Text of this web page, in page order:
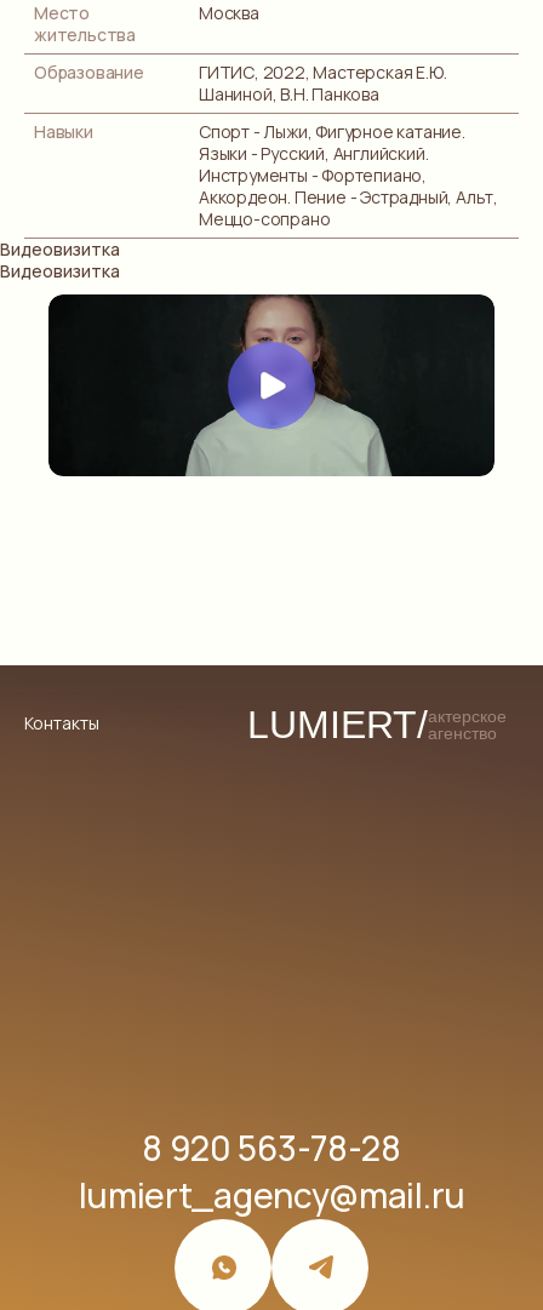
Место
жительства
Москва
Образование
ГИТИС, 2022, Мастерская Е.Ю.
Шаниной, В.Н. Панкова
Навыки
Спорт - Лыжи, Фигурное катание.
Языки - Русский, Английский.
Инструменты - Фортепиано,
Аккордеон. Пение - Эстрадный, Альт,
Меццо-сопрано
Видеовизитка
Видеовизитка
Контакты LUMIERT/актерское
агенство
8 920 563-78-28
lumiert_agency@mail.ru